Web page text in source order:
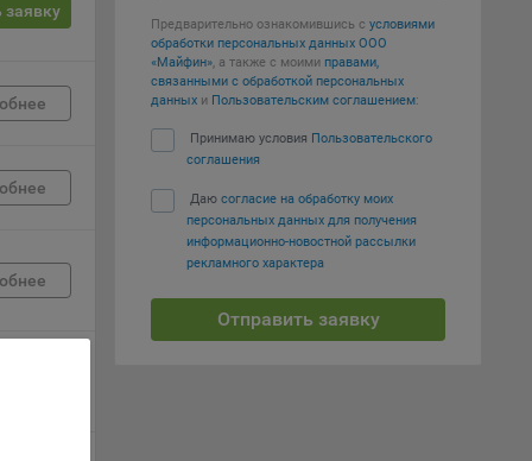
заявку
Предварительно ознакомившись с условиями
обработки персональных данных ООО
«Майфин», а также с моими правами,
связанными с обработкой персональных
данных и Пользовательским соглашением:
Принимаю условия Пользовательского
соглашения
Даю согласие на обработку моих
персональных данных для получения
информационно-новостной рассылки
рекламного характера
Отправить заявку